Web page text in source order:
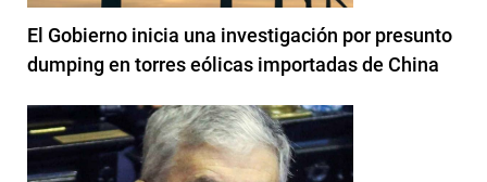
El Gobierno inicia una investigación por presunto
dumping en torres eólicas importadas de China